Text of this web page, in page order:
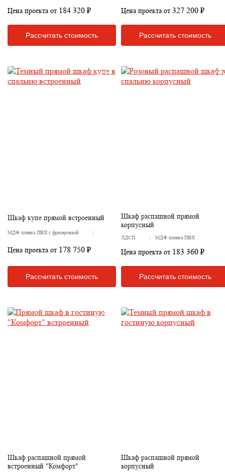
Цена проекта от 184 320 ₽
Рассчитать стоимость
Цена проекта от 327 200 ₽
Рассчитать стоимость
Шкаф купе прямой встроенный
МДФ пленка ПВХ с фрезеровкой
Цена проекта от 178 750 ₽
Рассчитать стоимость
Шкаф распашной прямой
корпусный
ЛДСП МДФ пленка ПВХ
Цена проекта от 183 360 ₽
Рассчитать стоимость
Шкаф распашной прямой
встроенный "Комфорт"
Шкаф распашной прямой
корпусный